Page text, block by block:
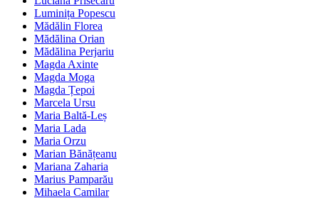
Luminița Popescu
Mădălin Florea
Mădălina Orian
Mădălina Perjariu
Magda Axinte
Magda Moga
Magda Țepoi
Marcela Ursu
Maria Baltă-Leș
Maria Lada
Maria Orzu
Marian Bănățeanu
Mariana Zaharia
Marius Pamparău
Mihaela Camilar